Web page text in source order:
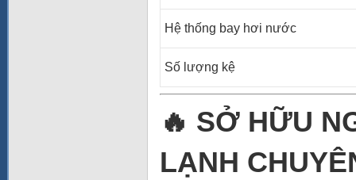
Hệ thống bay hơi nước
Số lượng kệ
🔥 SỞ HỮU
LẠNH